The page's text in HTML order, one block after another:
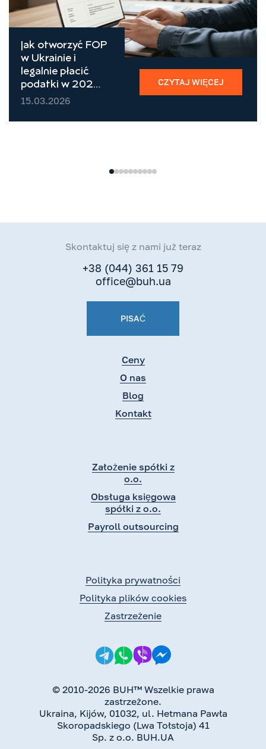
Jak otworzyć FOP
w Ukrainie i
legalnie płacić
podatki w 2026
roku
15.03.2026
CZYTAJ WIĘCEJ
© 2010-2026 BUH™ Wszelkie prawa
zastrzeżone.
Ukraina, Kijów, 01032, ul. Hetmana Pawła
Skoropadskiego (Lwa Tołstoja) 41
Sp. z o.o. BUH.UA
Ceny
O nas
Blog
Kontakt
Założenie spółki z
o.o.
Obsługa księgowa
spółki z o.o.
Payroll outsourcing
Polityka prywatności
Polityka plików cookies
Zastrzeżenie
Skontaktuj się z nami już teraz
+38 (044) 361 15 79
office@buh.ua
PISAĆ